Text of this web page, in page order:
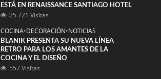
ESTÁ EN RENAISSANCE SANTIAGO HOTEL
25.721 Visitas
COCINA•DECORACIÓN•NOTICIAS
BLANIK PRESENTA SU NUEVA LÍNEA
RETRO PARA LOS AMANTES DE LA
COCINA Y EL DISEÑO
557 Visitas